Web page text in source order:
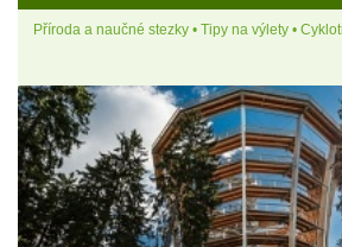
Příroda a naučné stezky • Tipy na výlety •